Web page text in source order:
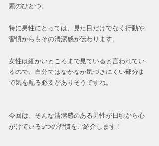
素のひとつ。
特に男性にとっては、見た目だけでなく行動や
習慣からもその清潔感が伝わります。
女性は細かいところまで見ていると言われてい
るので、自分ではなかなか気づきにくい部分ま
で気を配る必要がありそうですね。
今回は、そんな清潔感のある男性が日頃から心
がけている5つの習慣をご紹介します！